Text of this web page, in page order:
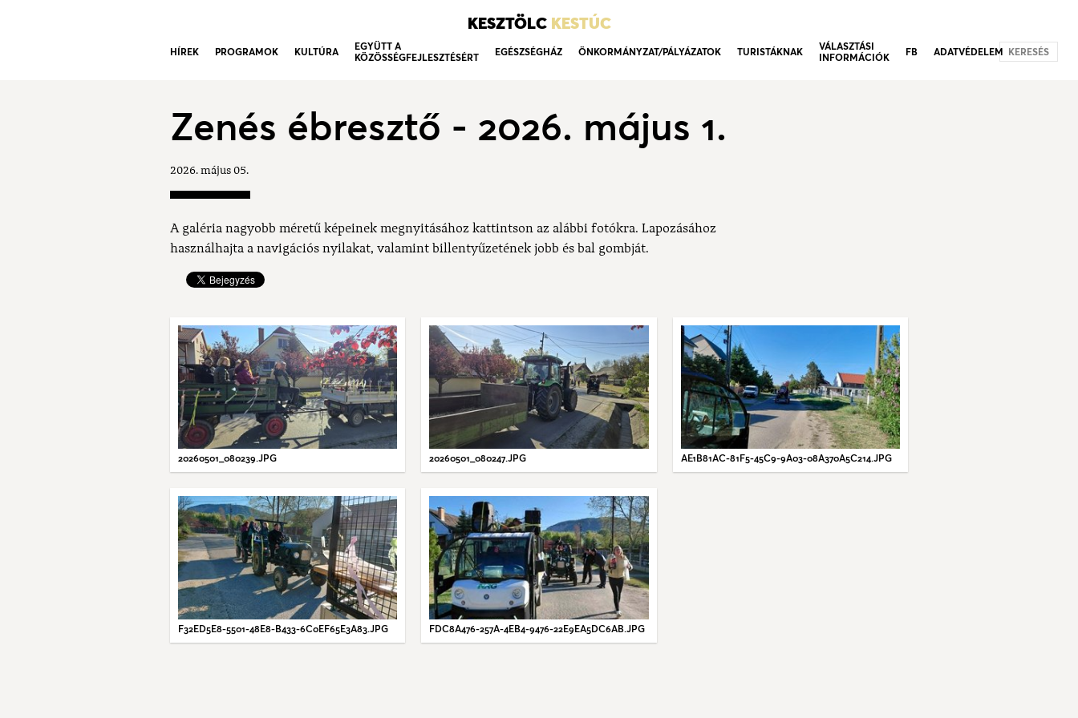
KESZTÖLC KESTÚC
HÍREK PROGRAMOK KULTÚRA
EGYÜTT A
KÖZÖSSÉGFEJLESZTÉSÉRT
EGÉSZSÉGHÁZ ÖNKORMÁNYZAT/PÁLYÁZATOK TURISTÁKNAK
VÁLASZTÁSI
INFORMÁCIÓK
FB ADATVÉDELEM KERESÉS
Zenés ébresztő - 2026. május 1.
2026. május 05.
A galéria nagyobb méretű képeinek megnyitásához kattintson az alábbi fotókra. Lapozásához
használhajta a navigációs nyilakat, valamint billentyűzetének jobb és bal gombját.
20260501_080239.JPG 20260501_080247.JPG AE1B81AC-81F5-45C9-9A03-08A370A5C214.JPG
F32ED5E8-5501-48E8-B433-6C0EF65E3A83.JPG FDC8A476-257A-4EB4-9476-22E9EA5DC6AB.JPG